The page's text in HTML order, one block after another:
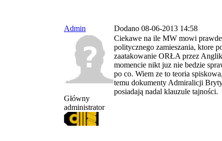
Admin Dodano 08-06-2013 14:58
Główny
administrator
Ciekawe na ile MW mowi
politycznego zamieszania, ktore
zaatakowanie ORŁA przez
momencie nikt juz nie bedzie
po co. Wiem ze to teoria
temu dokumenty Admiralicji
posiadają nadal klauzule tajności.